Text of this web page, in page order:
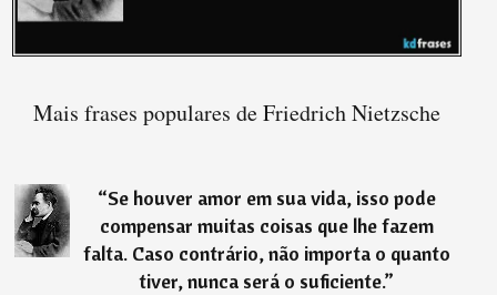
Mais frases populares de Friedrich Nietzsche
“Se houver amor em sua vida, isso pode
compensar muitas coisas que lhe fazem
falta. Caso contrário, não importa o quanto
tiver, nunca será o suficiente.”